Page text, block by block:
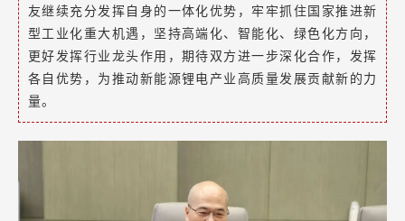
友继续充分发挥自身的一体化优势，牢牢抓住国家推进新
型工业化重大机遇，坚持高端化、智能化、绿色化方向，
更好发挥行业龙头作用，期待双方进一步深化合作，发挥
各自优势，为推动新能源锂电产业高质量发展贡献新的力
量。